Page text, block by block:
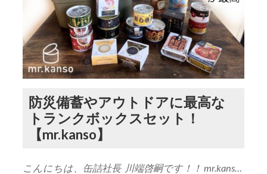
防災備蓄やアウトドアに最高な
トランクボックスセット！
【mr.kanso】
こんにちは、缶詰社長 川端啓嗣です！！ mr.kans…